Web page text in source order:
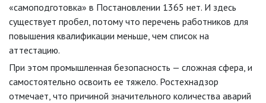
«самоподготовка» в Постановлении 1365 нет. И здесь
существует пробел, потому что перечень работников для
повышения квалификации меньше, чем список на
аттестацию.
При этом промышленная безопасность — сложная сфера, и
самостоятельно освоить ее тяжело. Ростехнадзор
отмечает, что причиной значительного количества аварий